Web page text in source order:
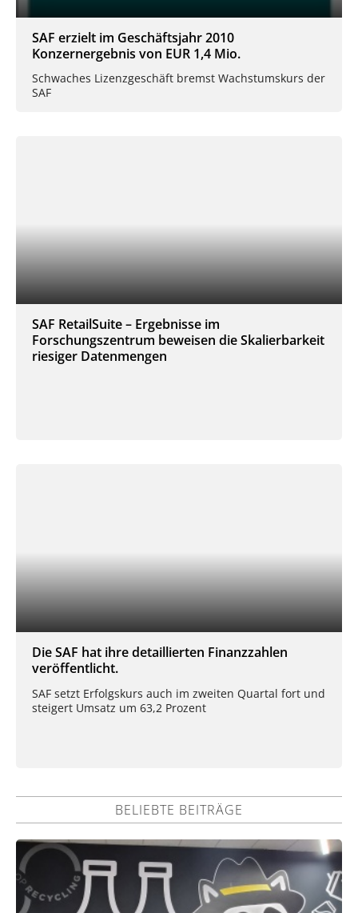
SAF erzielt im Geschäftsjahr 2010
Konzernergebnis von EUR 1,4 Mio.
Schwaches Lizenzgeschäft bremst Wachstumskurs der
SAF
SAF RetailSuite – Ergebnisse im
Forschungszentrum beweisen die Skalierbarkeit
riesiger Datenmengen
Die SAF hat ihre detaillierten Finanzzahlen
veröffentlicht.
SAF setzt Erfolgskurs auch im zweiten Quartal fort und
steigert Umsatz um 63,2 Prozent
BELIEBTE BEITRÄGE